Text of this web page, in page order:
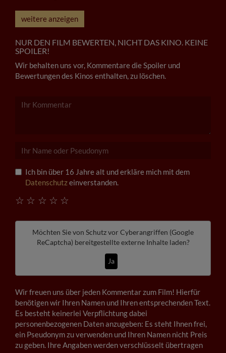
weitere anzeigen
NUR DEN FILM BEWERTEN, NICHT DAS KINO. KEINE
SPOILER!
Wir behalten uns vor, Kommentare die Spoiler und
Bewertungen des Kinos enthalten, zu löschen.
Ich bin über 16 Jahre alt und erkläre mich mit dem
Datenschutzeinverstanden.
☆
☆
☆
☆
☆
Möchten Sie von Schutz vor Cyberangriffen (Google
ReCaptcha) bereitgestellte externe Inhalte laden?
Ja
Wir freuen uns über jeden Kommentar zum Film! Hierfür
benötigen wir Ihren Namen und Ihren entsprechenden Text.
Es besteht keinerlei Verpflichtung dabei
personenbezogenen Daten anzugeben: Es steht Ihnen frei,
ein Pseudonym zu verwenden und Ihren Namen nicht Preis
zu geben. Ihre Angaben werden verschlüsselt übertragen